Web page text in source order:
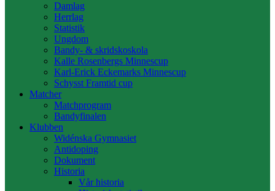
Damlag
Herrlag
Statistik
Ungdom
Bandy- & skridskoskola
Kalle Rosenbergs Minnescup
Karl-Erick Eckemarks Minnescup
Schysst Framtid cup
Matcher
Matchprogram
Bandyfinalen
Klubben
Widénska Gymnasiet
Antidoping
Dokument
Historia
Vår historia